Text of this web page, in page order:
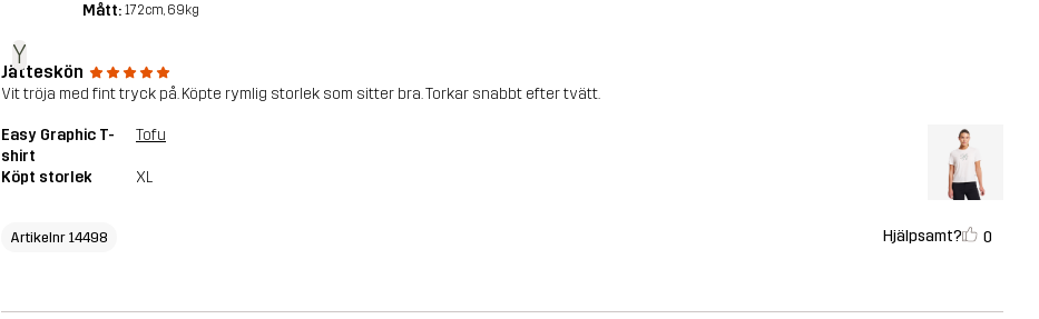
Y
Mått: 172cm, 69kg
Jätteskön
Vit tröja med fint tryck på. Köpte rymlig storlek som sitter bra. Torkar snabbt efter tvätt.
Easy Graphic T-
shirt
Tofu
Köpt storlek XL
Artikelnr 14498 Hjälpsamt? 0